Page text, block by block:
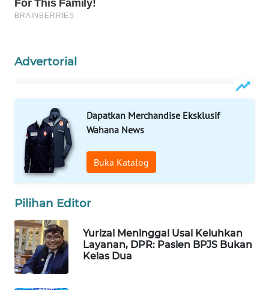
Advertorial
Dapatkan Merchandise Eksklusif
Wahana News
Buka Katalog
Pilihan Editor
Yurizal Meninggal Usai Keluhkan
Layanan, DPR: Pasien BPJS Bukan
Kelas Dua
WAHANA
INFRASTRUKTUR
WAHANA
KONSUMEN
WAHANA
LISTRIK
WAHANA
TRAVEL